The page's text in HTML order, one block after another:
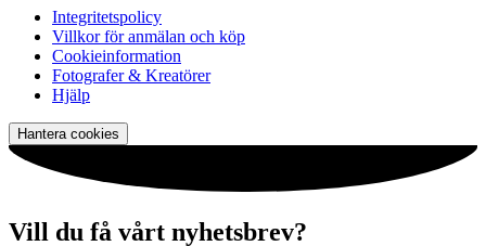
Integritetspolicy
Villkor för anmälan och köp
Cookieinformation
Fotografer & Kreatörer
Hjälp
Hantera cookies
Vill du få vårt nyhetsbrev?